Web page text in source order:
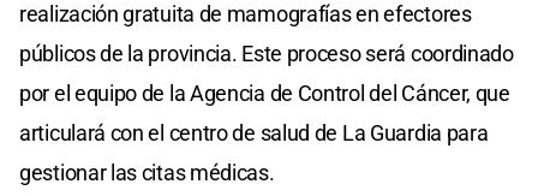
realización gratuita de mamografías en efectores
públicos de la provincia. Este proceso será coordinado
por el equipo de la Agencia de Control del Cáncer, que
articulará con el centro de salud de La Guardia para
gestionar las citas médicas.